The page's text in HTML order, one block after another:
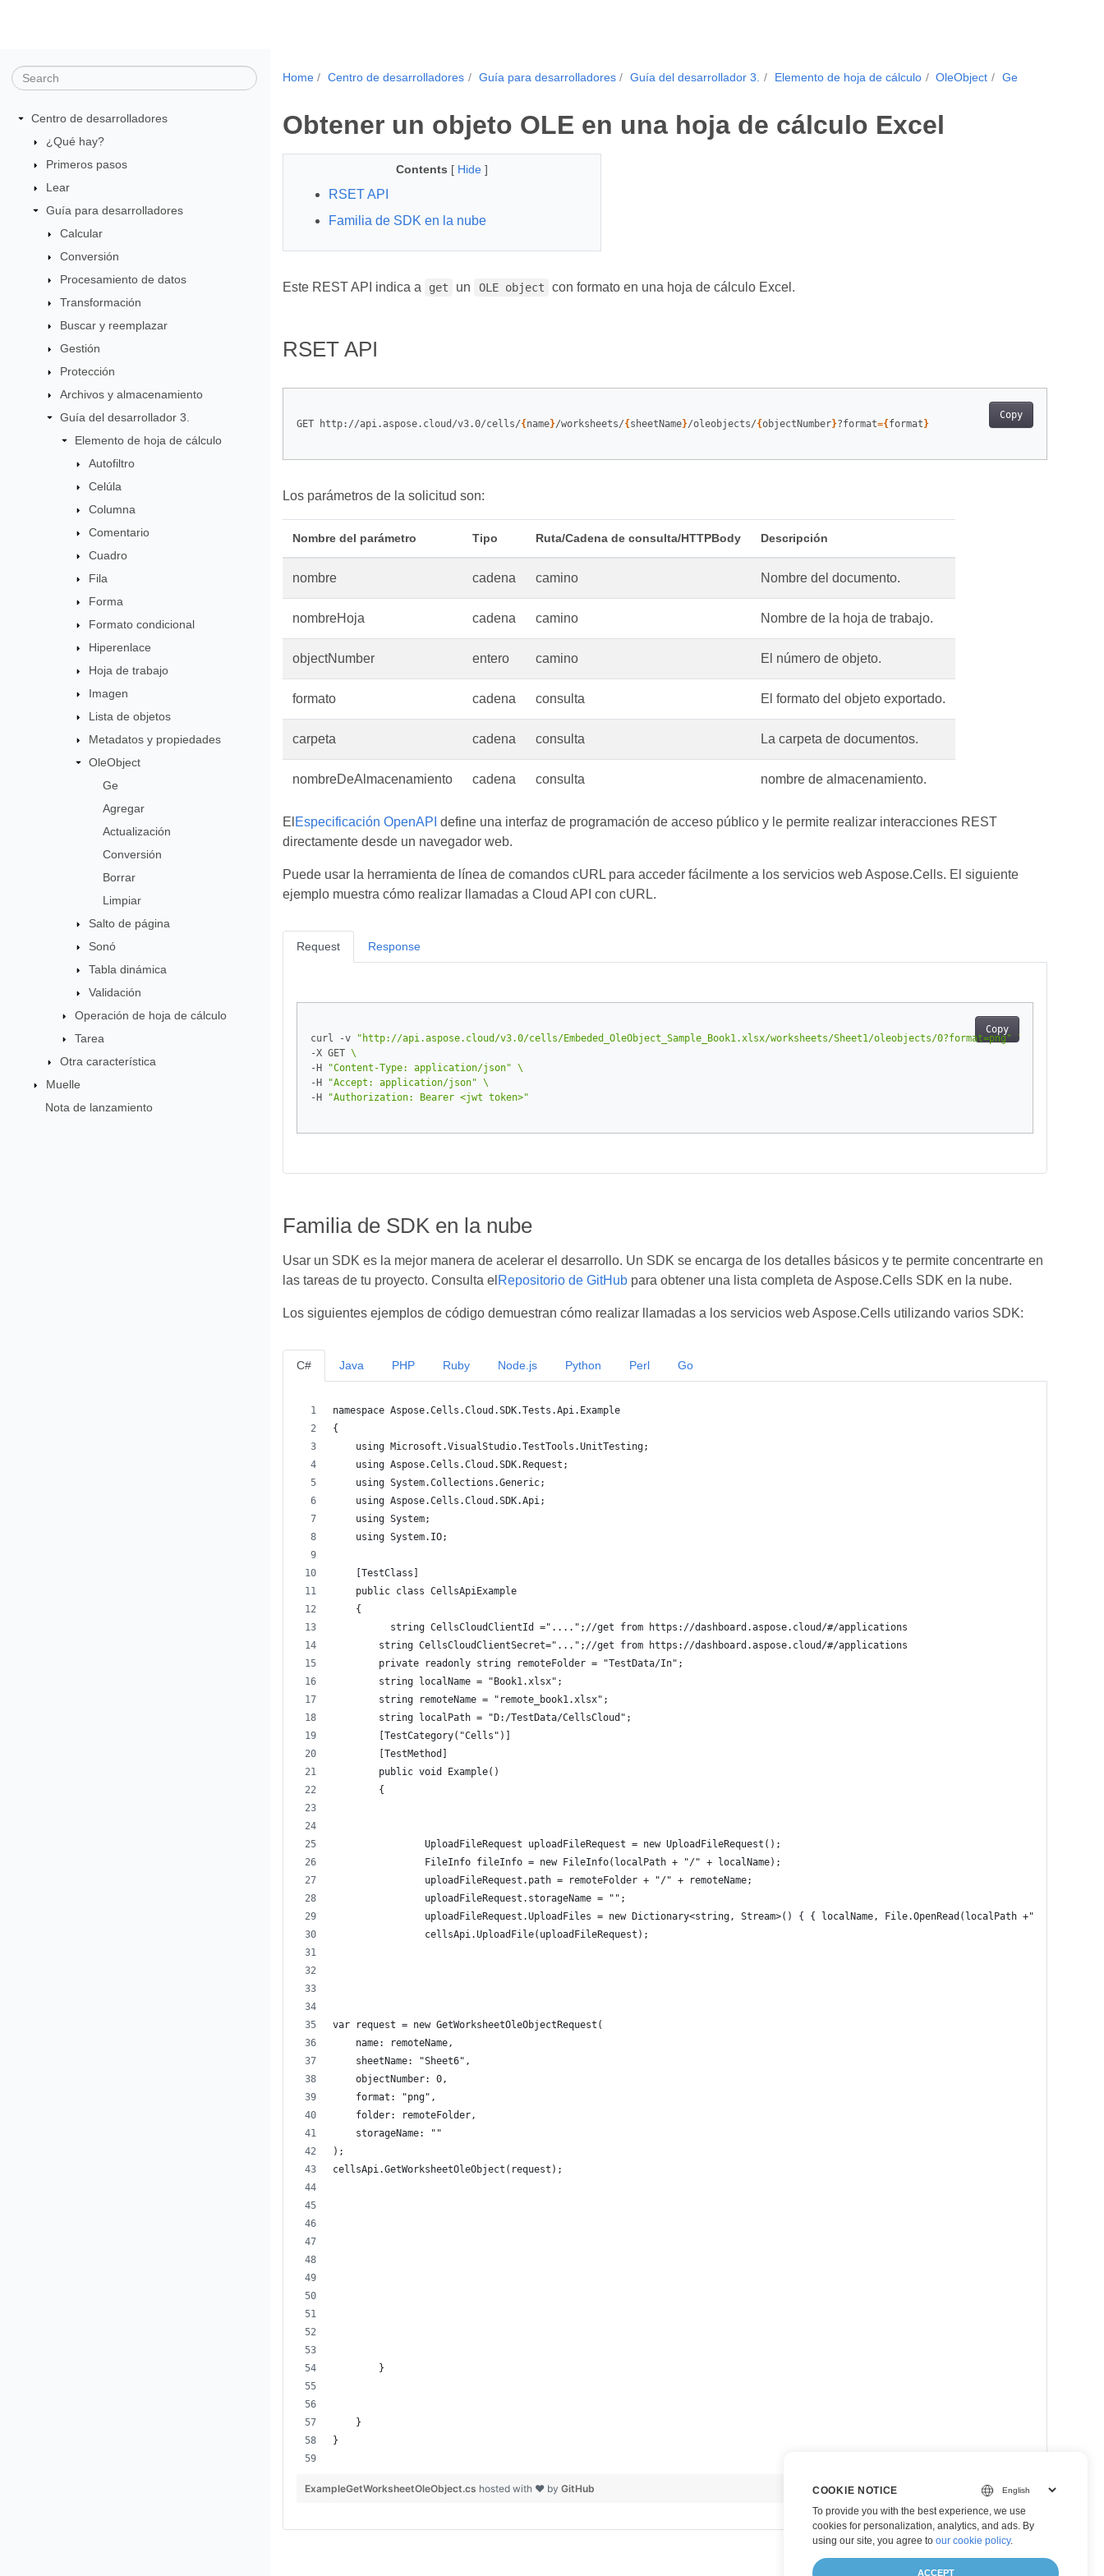
Centro de desarrolladores
¿Qué hay?
Primeros pasos
Lear
Guía para desarrolladores
Calcular
Conversión
Procesamiento de datos
Transformación
Buscar y reemplazar
Gestión
Protección
Archivos y almacenamiento
Guía del desarrollador 3.
Elemento de hoja de cálculo
Autofiltro
Celúla
Columna
Comentario
Cuadro
Fila
Forma
Formato condicional
Hiperenlace
Hoja de trabajo
Imagen
Lista de objetos
Metadatos y propiedades
OleObject
Ge
Agregar
Actualización
Conversión
Borrar
Limpiar
Salto de página
Sonó
Tabla dinámica
Validación
Operación de hoja de cálculo
Tarea
Otra característica
Muelle
Nota de lanzamiento
Home Centro de desarrolladores Guía para desarrolladores Guía del desarrollador 3. Elemento de hoja de cálculo OleObject Ge
Obtener un objeto OLE en una hoja de cálculo Excel
Contents [ Hide ]
RSET API
Familia de SDK en la nube
Este REST API indica a get un OLE object con formato en una hoja de cálculo Excel.
RSET API
Copy
GET http://api.aspose.cloud/v3.0/cells/{ name}/worksheets/{ sheetName}/oleobjects/{objectNumber}?format={ format }
Los parámetros de la solicitud son:
Nombre del parámetro Tipo Ruta/Cadena de consulta/HTTPBody Descripción
nombre cadena camino Nombre del documento.
nombreHoja cadena camino Nombre de la hoja de trabajo.
objectNumber entero camino El número de objeto.
formato cadena consulta El formato del objeto exportado.
carpeta cadena consulta La carpeta de documentos.
nombreDeAlmacenamiento cadena consulta nombre de almacenamiento.
El Especificación OpenAPI define una interfaz de programación de acceso público y le permite realizar interacciones REST
directamente desde un navegador web.
Puede usar la herramienta de línea de comandos cURL para acceder fácilmente a los servicios web Aspose.Cells. El siguiente
ejemplo muestra cómo realizar llamadas a Cloud API con cURL.
Request
Copy
curl -v "http://api.aspose.cloud/v3.0/cells/Embeded_OleObject_Sample_Book1.xlsx/worksheets/Sheet1/oleobjects/0?format=png"
-X GET
-H
"Content-Type: application/json"
-H
"Accept: application/json"
-H
"Authorization: Bearer <jwt token>"
Response
Familia de SDK en la nube
Usar un SDK es la mejor manera de acelerar el desarrollo. Un SDK se encarga de los detalles básicos y te permite concentrarte en
las tareas de tu proyecto. Consulta el Repositorio de GitHubpara obtener una lista completa de Aspose.Cells SDK en la nube.
Los siguientes ejemplos de código demuestran cómo realizar llamadas a los servicios web Aspose.Cells utilizando varios SDK:
C#
namespace Aspose.Cells.Cloud.SDK.Tests.Api.Example
{
    using Microsoft.VisualStudio.TestTools.UnitTesting;
    using Aspose.Cells.Cloud.SDK.Request;
    using System.Collections.Generic;
    using Aspose.Cells.Cloud.SDK.Api;
    using System;
    using System.IO;
    [TestClass]
    public class CellsApiExample
    {
          string CellsCloudClientId ="....";//get from https://dashboard.aspose.cloud/#/applications
        string CellsCloudClientSecret="...";//get from https://dashboard.aspose.cloud/#/applications
        private readonly string remoteFolder = "TestData/In";
        string localName = "Book1.xlsx";
        string remoteName = "remote_book1.xlsx";
        string localPath = "D:/TestData/CellsCloud";
        [TestCategory("Cells")]
        [TestMethod]
        public void Example()
        {
                UploadFileRequest uploadFileRequest = new UploadFileRequest();
                FileInfo fileInfo = new FileInfo(localPath + "/" + localName);
                uploadFileRequest.path = remoteFolder + "/" + remoteName;
                uploadFileRequest.storageName = "";
uploadFileRequest.UploadFiles = new Dictionary<string, Stream>() { { localName, File.OpenRead(localPath +"/"+
                cellsApi.UploadFile(uploadFileRequest);
var request = new GetWorksheetOleObjectRequest(
    name: remoteName,
    sheetName: "Sheet6",
    objectNumber: 0,
    format: "png",
    folder: remoteFolder,
    storageName: ""
);
cellsApi.GetWorksheetOleObject(request);
        }
    }
}
view raw
ExampleGetWorksheetOleObject.cs hosted with ❤ by GitHub
Java PHP Ruby Node.js Python Perl Go
COOKIE NOTICE
To provide you with the best experience, we use
cookies for personalization, analytics, and ads. By
using our site, you agree to our cookie policy.
ACCEPT